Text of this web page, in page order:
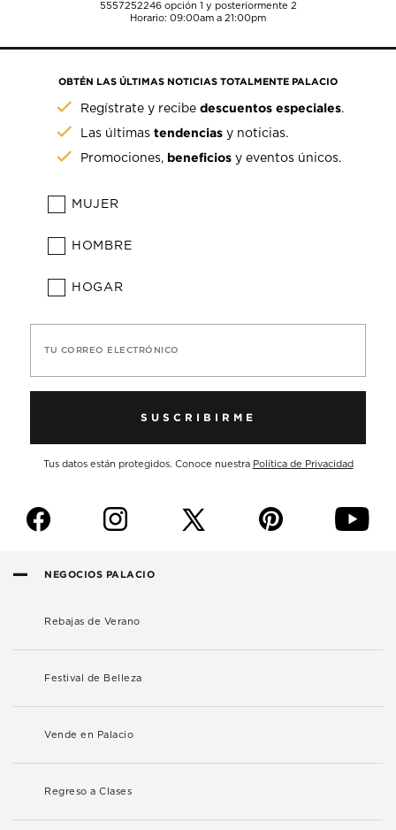
5557252246opción 1 y posteriormente 2
Horario: 09:00am a 21:00pm
OBTÉN LAS ÚLTIMAS NOTICIAS TOTALMENTE PALACIO
Regístrate y recibedescuentos especiales.
Las últimastendencias y noticias.
Promociones, beneficios y eventos únicos.
MUJER
HOMBRE
HOGAR
TU CORREO ELECTRÓNICO
SUSCRIBIRME
Tus datos están protegidos. Conoce nuestra Política de Privacidad
f i p y
NEGOCIOS PALACIO
Rebajas de Verano
Festival de Belleza
Vende en Palacio
Regreso a Clases